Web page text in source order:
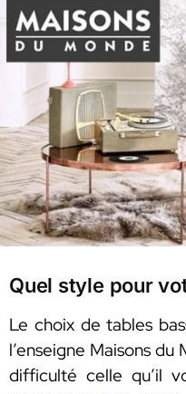
Quel style pour
Le choix de tables
l’enseigne Maisons
difficulté celle qu’il